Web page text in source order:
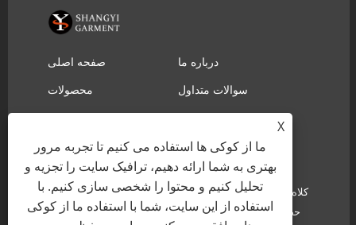
صفحه اصلی
درباره ما
محصولات
سوالات متداول
دانلود
ارسال استعلام
تماس با ما
حق چاپ © 2022 YIWU SHANGYI GARMENT CO.,LTD - کلاه
حصیری نجات غریق، کلاه حصیری کابوی - کلیه حقوق محفوظ
X
ما از کوکی ها استفاده می کنیم تا تجربه مرور
بهتری به شما ارائه دهیم، ترافیک سایت را تجزیه و
تحلیل کنیم و محتوا را شخصی سازی کنیم. با
استفاده از این سایت، شما با استفاده ما از کوکی